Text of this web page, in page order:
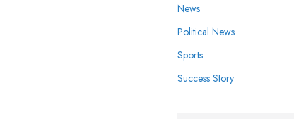
News
Political News
Sports
Success Story